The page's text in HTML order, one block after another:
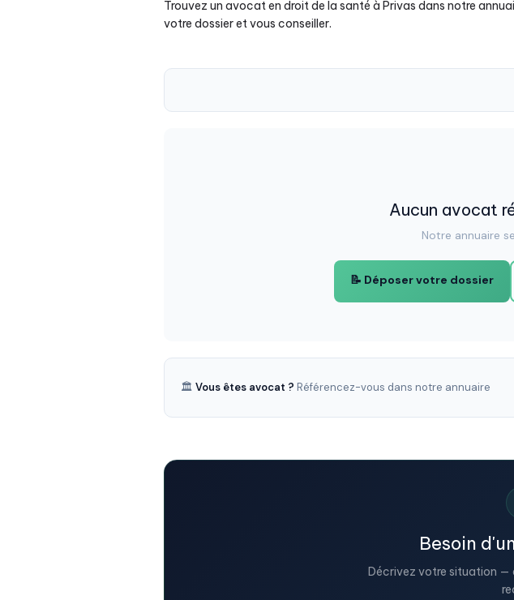
Trouvez un avocat en droit de la santé à Privas dans notre
votre dossier et vous conseiller.
Aucun avocat
Notre annuaire
📝 Déposer votre dossier
🏛️ Vous êtes avocat ? Référencez-vous dans notre annuaire
Besoin
Décrivez votre situation —